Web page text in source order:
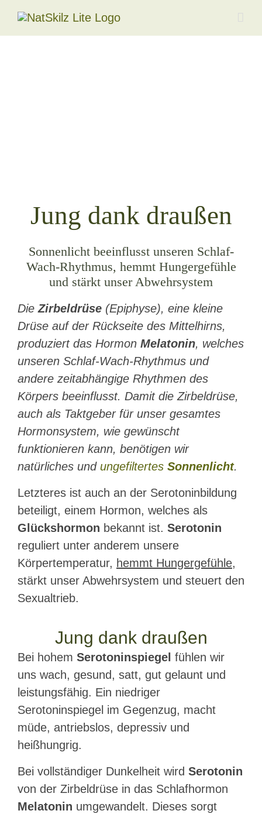
Inhalt
Jung dank draußen
Sonnenlicht beeinflusst unseren Schlaf-
Wach-Rhythmus, hemmt Hungergefühle
und stärkt unser Abwehrsystem
DieZirbeldrüse(Epiphyse), eine kleine
Drüse auf der Rückseite des Mittelhirns,
produziert das Hormon Melatonin, welches
unseren Schlaf-Wach-Rhythmus und
andere zeitabhängige Rhythmen des
Körpers beeinflusst. Damit die Zirbeldrüse,
auch als Taktgeber für unser gesamtes
Hormonsystem, wie gewünscht
funktionieren kann, benötigen wir
natürliches und ungefiltertes Sonnenlicht.
Letzteres ist auch an der Serotoninbildung
beteiligt, einem Hormon, welches als
Glückshormon bekannt ist. Serotonin
reguliert unter anderem unsere
Körpertemperatur, hemmt Hungergefühle,
stärkt unser Abwehrsystem und steuert den
Sexualtrieb.
Jung dank draußen
Bei hohem Serotoninspiegel fühlen wir
uns wach, gesund, satt, gut gelaunt und
leistungsfähig. Ein niedriger
Serotoninspiegel im Gegenzug, macht
müde, antriebslos, depressiv und
heißhungrig.
Bei vollständiger Dunkelheit wird Serotonin
von der Zirbeldrüse in das Schlafhormon
Melatonin umgewandelt. Dieses sorgt